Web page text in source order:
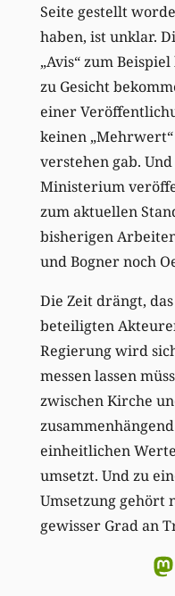
Seite gestellt
haben, ist unklar.
„Avis“ zum
zu Gesicht
einer
keinen
verstehen gab.
Ministerium
zum aktuellen
bisherigen
und Bogner noch
Die Zeit drängt,
beteiligten
Regierung wird
messen lassen
zwischen Kirche
einheitlichen
umsetzt. Und zu
Umsetzung gehört
gewisser Grad an